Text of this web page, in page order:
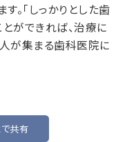
。「しっかりとした歯
ができれば、治療に
が集まる歯科医院に
共有